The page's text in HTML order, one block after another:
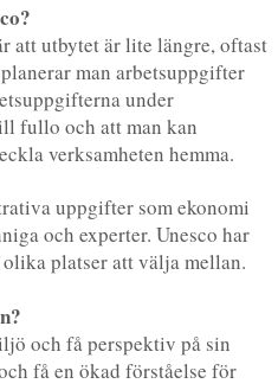
att utbytet är lite längre, oftast
man arbetsuppgifter
under
fullo och att man kan
verksamheten hemma.
uppgifter som ekonomi
och experter. Unesco har
platser att välja mellan.
och få perspektiv på sin
få en ökad förståelse för